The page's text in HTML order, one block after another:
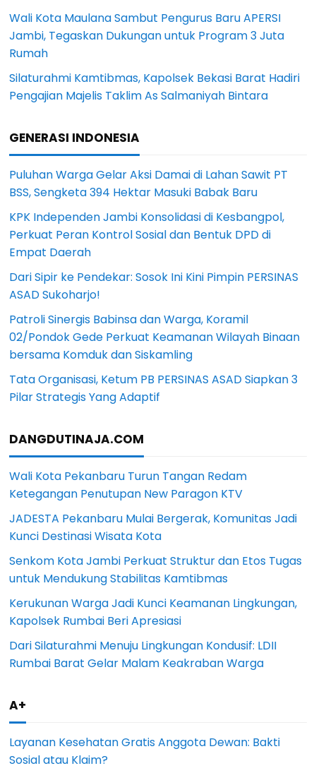
Wali Kota Maulana Sambut Pengurus Baru APERSI
Jambi, Tegaskan Dukungan untuk Program 3 Juta
Rumah
Silaturahmi Kamtibmas, Kapolsek Bekasi Barat Hadiri
Pengajian Majelis Taklim As Salmaniyah Bintara
GENERASI INDONESIA
Puluhan Warga Gelar Aksi Damai di Lahan Sawit PT
BSS, Sengketa 394 Hektar Masuki Babak Baru
KPK Independen Jambi Konsolidasi di Kesbangpol,
Perkuat Peran Kontrol Sosial dan Bentuk DPD di
Empat Daerah
Dari Sipir ke Pendekar: Sosok Ini Kini Pimpin PERSINAS
ASAD Sukoharjo!
Patroli Sinergis Babinsa dan Warga, Koramil
02/Pondok Gede Perkuat Keamanan Wilayah Binaan
bersama Komduk dan Siskamling
Tata Organisasi, Ketum PB PERSINAS ASAD Siapkan 3
Pilar Strategis Yang Adaptif
DANGDUTINAJA.COM
Wali Kota Pekanbaru Turun Tangan Redam
Ketegangan Penutupan New Paragon KTV
JADESTA Pekanbaru Mulai Bergerak, Komunitas Jadi
Kunci Destinasi Wisata Kota
Senkom Kota Jambi Perkuat Struktur dan Etos Tugas
untuk Mendukung Stabilitas Kamtibmas
Kerukunan Warga Jadi Kunci Keamanan Lingkungan,
Kapolsek Rumbai Beri Apresiasi
Dari Silaturahmi Menuju Lingkungan Kondusif: LDII
Rumbai Barat Gelar Malam Keakraban Warga
A+
Layanan Kesehatan Gratis Anggota Dewan: Bakti
Sosial atau Klaim?